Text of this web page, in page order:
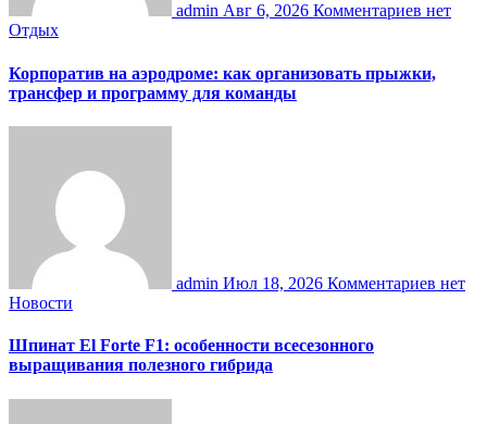
admin Авг 6, 2026 Комментариев нет
Отдых
Корпоратив на аэродроме: как организовать прыжки,
трансфер и программу для команды
admin Июл 18, 2026 Комментариев нет
Новости
Шпинат El Forte F1: особенности всесезонного
выращивания полезного гибрида